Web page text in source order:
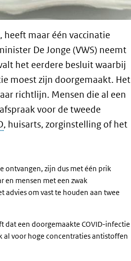
heeft maar één vaccinatie
De Jonge (VWS) neemt
het eerdere besluit waarbij
moest zijn doorgemaakt. Het
richtlijn. Mensen die al een
voor de tweede
, huisarts, zorginstelling of het
ontvangen, zijn dus met één prik
en mensen met een zwak
om vast te houden aan twee
dat een doorgemaakte COVID-infectie
al voor hoge concentraties antistoffen